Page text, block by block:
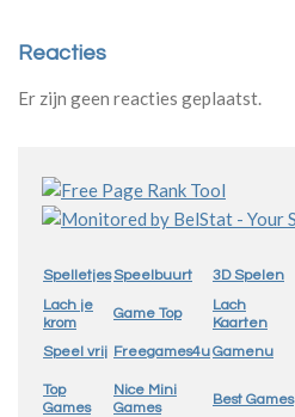
Reacties
Er zijn geen reacties geplaatst.
SpelletjesSpeelbuurt 3D Spelen
Lach je
krom
Game Top
Lach
Kaarten
Speel vrij Freegames4uGamenu
Top
Games
Nice Mini
Games
Best Games